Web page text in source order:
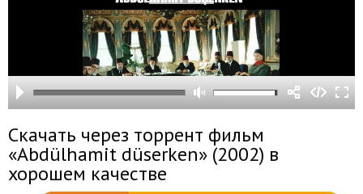
Скачать через торрент фильм
«Abdülhamit düserken» (2002) в
хорошем качестве